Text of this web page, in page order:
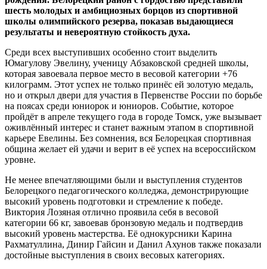
шесть молодых и амбициозных борцов из спортивной
школы олимпийского резерва, показав выдающиеся
результаты и невероятную стойкость духа.
Среди всех выступивших особенно стоит выделить
Юмагулову Эвелину, ученицу Абзаковской средней школы,
которая завоевала первое место в весовой категории +76
килограмм. Этот успех не только принёс ей золотую медаль,
но и открыл двери для участия в Первенстве России по борьбе
на поясах среди юниорок и юниоров. Событие, которое
пройдёт в апреле текущего года в городе Томск, уже вызывает
оживлённый интерес и станет важным этапом в спортивной
карьере Евелины. Без сомнения, вся Белорецкая спортивная
община желает ей удачи и верит в её успех на всероссийском
уровне.
Не менее впечатляющими были и выступления студентов
Белорецкого педагогического колледжа, демонстрирующие
высокий уровень подготовки и стремление к победе.
Виктория Лозяная отлично проявила себя в весовой
категории 66 кг, завоевав бронзовую медаль и подтвердив
высокий уровень мастерства. Её однокурсники Карина
Рахматуллина, Динир Гайсин и Данил Ахунов также показали
достойные выступления в своих весовых категориях.